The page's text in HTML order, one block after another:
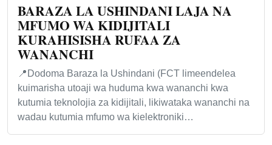
BARAZA LA USHINDANI LAJA NA
MFUMO WA KIDIJITALI
KURAHISISHA RUFAA ZA
WANANCHI
📍Dodoma Baraza la Ushindani (FCT limeendelea
kuimarisha utoaji wa huduma kwa wananchi kwa
kutumia teknolojia za kidijitali, likiwataka wananchi na
wadau kutumia mfumo wa kielektroniki…